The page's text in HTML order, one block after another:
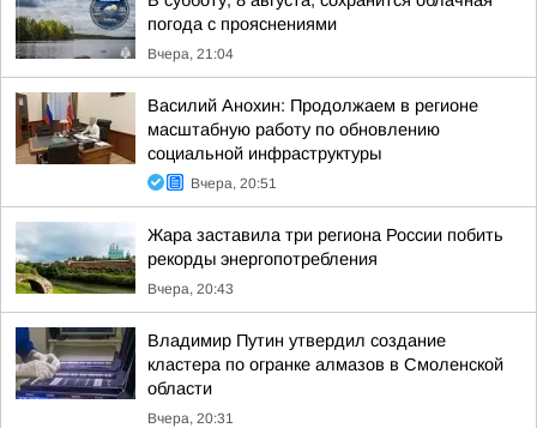
погода с прояснениями
Вчера, 21:04
Василий Анохин: Продолжаем в регионе
масштабную работу по обновлению
социальной инфраструктуры
Вчера, 20:51
Жара заставила три региона России побить
рекорды энергопотребления
Вчера, 20:43
Владимир Путин утвердил создание
кластера по огранке алмазов в Смоленской
области
Вчера, 20:31